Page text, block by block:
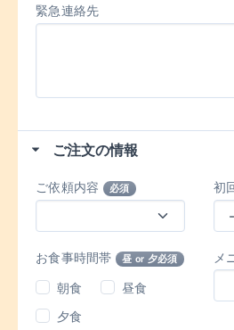
緊急連絡先
ご注文の情報
ご依頼内容 必須 初
お食事時間帯 昼 or 夕必須
朝食
昼食
夕食
メ